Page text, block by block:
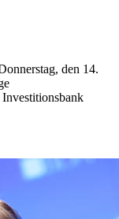
den 14.